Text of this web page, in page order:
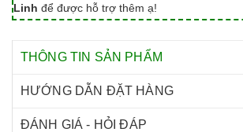
Linh để được hỗ trợ thêm ạ!
THÔNG TIN SẢN PHẨM
HƯỚNG DẪN ĐẶT HÀNG
ĐÁNH GIÁ - HỎI ĐÁP